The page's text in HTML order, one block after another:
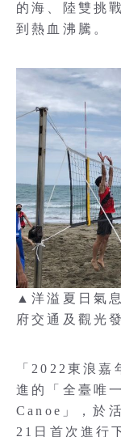
的海、陸雙挑
到熱血沸騰。
▲洋溢夏日氣
府交通及觀光
「2022東浪嘉
進的「全臺唯
Canoe」，於
21日首次進行